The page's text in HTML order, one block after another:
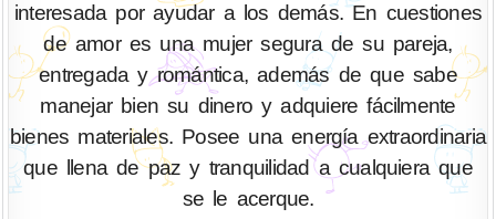
interesada por ayudar a los demás. En cuestiones
de amor es una mujer segura de su pareja,
entregada y romántica, además de que sabe
manejar bien su dinero y adquiere fácilmente
bienes materiales. Posee una energía extraordinaria
que llena de paz y tranquilidad a cualquiera que
se le acerque.